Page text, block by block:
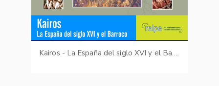
Kairos - La España del siglo XVI y el Barroco